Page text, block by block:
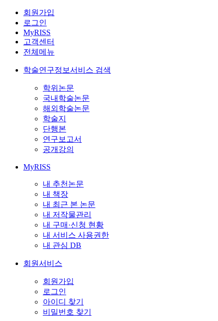
회원가입
로그인
MyRISS
고객센터
전체메뉴
학술연구정보서비스 검색
학위논문
국내학술논문
해외학술논문
학술지
단행본
연구보고서
공개강의
MyRISS
내 추천논문
내 책장
내 최근 본 논문
내 저작물관리
내 구매·신청 현황
내 서비스 사용권한
내 관심 DB
회원서비스
회원가입
로그인
아이디 찾기
비밀번호 찾기